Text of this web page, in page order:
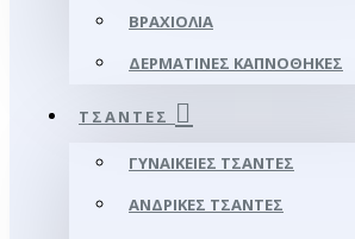
ΒΡΑΧΙΌΛΙΑ
ΔΕΡΜΆΤΙΝΕΣ ΚΑΠΝΟΘΉΚΕΣ
ΤΣΆΝΤΕΣ
ΓΥΝΑΙΚΕΊΕΣ ΤΣΆΝΤΕΣ
ΑΝΔΡΙΚΈΣ ΤΣΆΝΤΕΣ